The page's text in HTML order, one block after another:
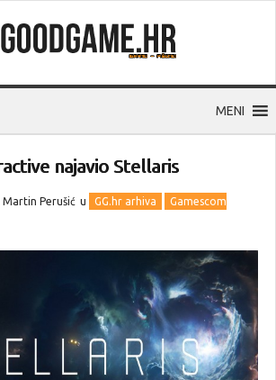
MENI
najavio Stellaris
Martin Perušić u GG.hr arhiva
Gamescom